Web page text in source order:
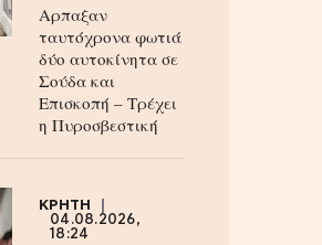
Αρπαξαν
ταυτόχρονα φωτιά
δύο αυτοκίνητα σε
Σούδα και
Επισκοπή – Τρέχει
η Πυροσβεστική
ΚΡΗΤΗ
04.08.2026,
18:24